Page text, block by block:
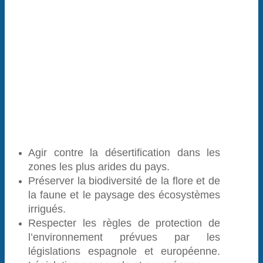
Agir contre la désertification dans les
zones les plus arides du pays.
Préserver la biodiversité de la flore et de
la faune et le paysage des écosystèmes
irrigués.
Respecter les règles de protection de
l’environnement prévues par les
législations espagnole et européenne.